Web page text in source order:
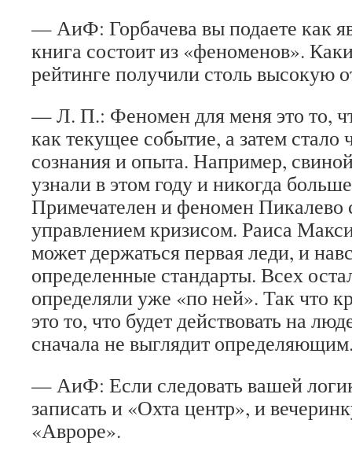
— АиФ: Горбачева вы подаете как
книга состоит из «феноменов».
рейтинге получили столь высокую
— Л. П.: Феномен для меня это то,
как текущее событие, а затем стало
сознания и опыта. Например,
узнали в этом году и никогда
Примечателен и феномен Пикалево
управлением кризисом. Раиса
может держаться первая леди, и
определенные стандарты. Всех
определяли уже «по ней». Так что
это то, что будет действовать на
сначала не выглядит
— АиФ: Если следовать вашей
записать и «Охта центр», и
«Авроре».